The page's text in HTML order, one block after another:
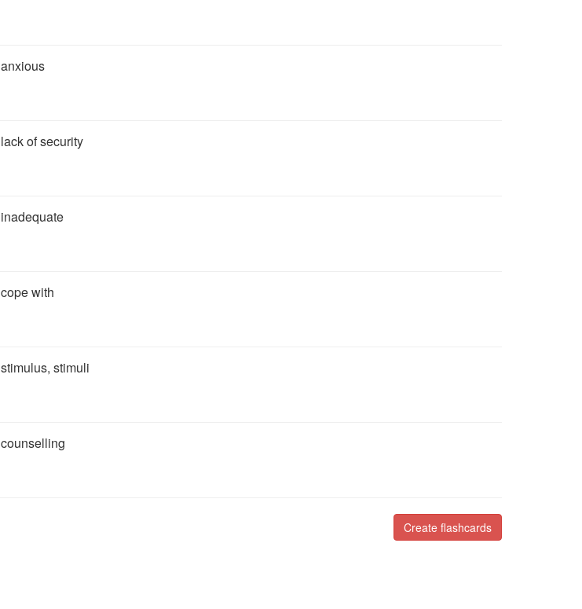
anxious
lack of security
inadequate
cope with
stimulus, stimuli
counselling
Create flashcards